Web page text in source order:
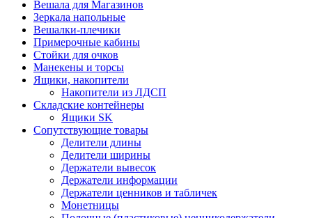
Вешала для Магазинов
Зеркала напольные
Вешалки-плечики
Примерочные кабины
Стойки для очков
Манекены и торсы
Ящики, накопители
Накопители из ЛДСП
Складские контейнеры
Ящики SK
Сопутствующие товары
Делители длины
Делители ширины
Держатели вывесок
Держатели информации
Держатели ценников и табличек
Монетницы